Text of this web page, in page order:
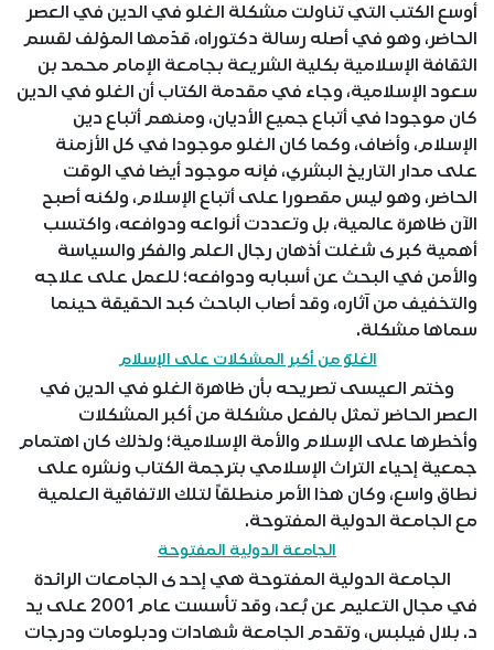
أوسع الكتب التي تناولت مشكلة الغلو في الدين في العصر
الحاضر، وهو في أصله رسالة دكتوراه، قدّمها المؤلف لقسم
الثقافة الإسلامية بكلية الشريعة بجامعة الإمام محمد بن
سعود الإسلامية، وجاء في مقدمة الكتاب أن الغلو في الدين
كان موجودا في أتباع جميع الأديان، ومنهم أتباع دين
الإسلام، وأضاف، وكما كان الغلو موجودا في كل الأزمنة
على مدار التاريخ البشري، فإنه موجود أيضا في الوقت
الحاضر، وهو ليس مقصورا على أتباع الإسلام، ولكنه أصبح
الآن ظاهرة عالمية، بل وتعددت أنواعه ودوافعه، واكتسب
أهمية كبرى شغلت أذهان رجال العلم والفكر والسياسة
والأمن في البحث عن أسبابه ودوافعه؛ للعمل على علاجه
والتخفيف من آثاره، وقد أصاب الباحث كبد الحقيقة حينما
سماها مشكلة.
الغلوّ من أكبر المشكلات على الإسلام
وختم العيسى تصريحه بأن ظاهرة الغلو في الدين في
العصر الحاضر تمثل بالفعل مشكلة من أكبر المشكلات
وأخطرها على الإسلام والأمة الإسلامية؛ ولذلك كان اهتمام
جمعية إحياء التراث الإسلامي بترجمة الكتاب ونشره على
نطاق واسع، وكان هذا الأمر منطلقاً لتلك الاتفاقية العلمية
مع الجامعة الدولية المفتوحة.
الجامعة الدولية المفتوحة
الجامعة الدولية المفتوحة هي إحدى الجامعات الرائدة
في مجال التعليم عن بُعد، وقد تأسست عام 2001 على يد
د. بلال فيلبس، وتقدم الجامعة شهادات ودبلومات ودرجات